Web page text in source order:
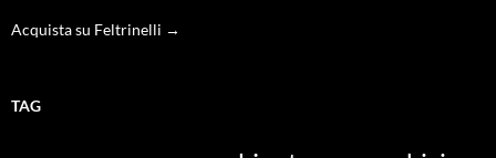
Acquista su Feltrinelli →
TAG